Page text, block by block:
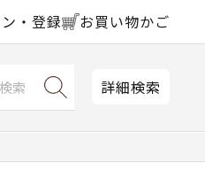
・登録 お買い物かご
詳細検索